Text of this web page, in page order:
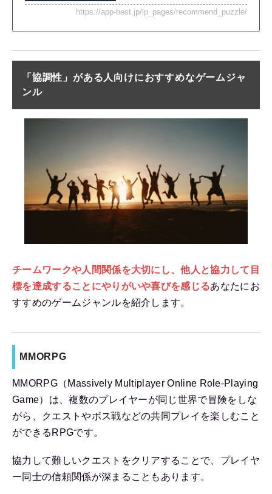
https://app-best.jp/lp_pages/recommend_puzzle/
「協調性」がある人向けにおすすめなゲームジャ
ンル
チームワークや人間関係を大切にし、他人と協力して目
標を達成することにやりがいや喜びを感じるあなたにお
すすめのゲームジャンルを紹介します。
MMORPG
MMORPG（Massively Multiplayer Online Role-Playing
Game）は、複数のプレイヤーが同じ世界で冒険をしな
がら、クエストやボス戦などの共同プレイを楽しむこと
ができるRPGです。
協力して難しいクエストをクリアすることで、プレイヤ
ー同士の信頼関係が深まることもあります。